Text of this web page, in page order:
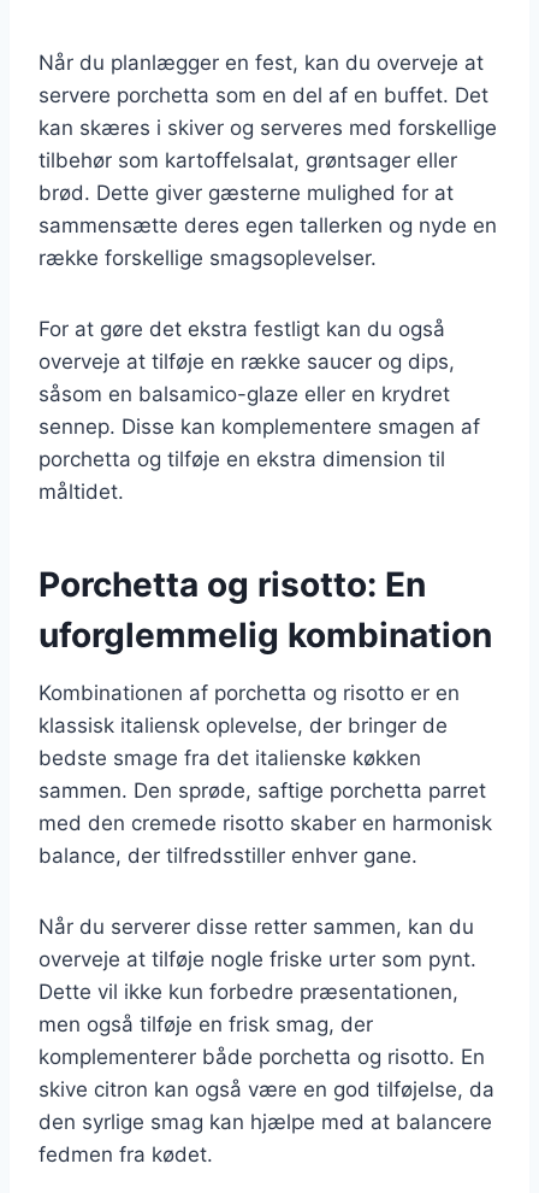
Når du planlægger en fest, kan du overveje at
servere porchetta som en del af en buffet. Det
kan skæres i skiver og serveres med forskellige
tilbehør som kartoffelsalat, grøntsager eller
brød. Dette giver gæsterne mulighed for at
sammensætte deres egen tallerken og nyde en
række forskellige smagsoplevelser.
For at gøre det ekstra festligt kan du også
overveje at tilføje en række saucer og dips,
såsom en balsamico-glaze eller en krydret
sennep. Disse kan komplementere smagen af
porchetta og tilføje en ekstra dimension til
måltidet.
Porchetta og risotto: En
uforglemmelig kombination
Kombinationen af porchetta og risotto er en
klassisk italiensk oplevelse, der bringer de
bedste smage fra det italienske køkken
sammen. Den sprøde, saftige porchetta parret
med den cremede risotto skaber en harmonisk
balance, der tilfredsstiller enhver gane.
Når du serverer disse retter sammen, kan du
overveje at tilføje nogle friske urter som pynt.
Dette vil ikke kun forbedre præsentationen,
men også tilføje en frisk smag, der
komplementerer både porchetta og risotto. En
skive citron kan også være en god tilføjelse, da
den syrlige smag kan hjælpe med at balancere
fedmen fra kødet.